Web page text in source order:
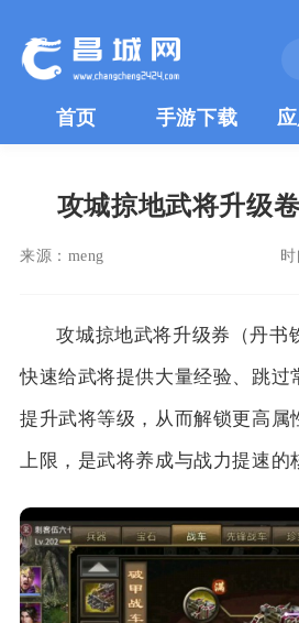
首页 手游下载
攻城掠地武将升级
来源： meng 时
攻城掠地武将升级券（丹书
快速给武将提供大量经验、跳过
提升武将等级，从而解锁更高属
上限，是武将养成与战力提速的